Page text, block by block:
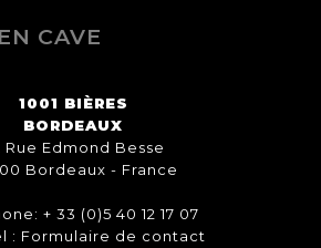
CAVE
1001 BIÈRES
BORDEAUX
Rue Edmond Besse
Bordeaux - France
+ 33 (0)5 40 12 17 07
: Formulaire de contact